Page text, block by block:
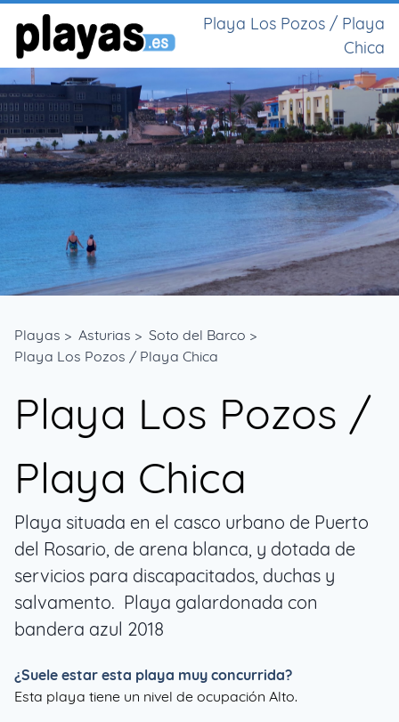
Playa Los Pozos / Playa
Chica
Playas > Asturias > Soto del Barco >
Playa Los Pozos / Playa Chica
Playa Los Pozos /
Playa Chica
Playa situada en el casco urbano de Puerto
del Rosario, de arena blanca, y dotada de
servicios para discapacitados, duchas y
salvamento. Playa galardonada con
bandera azul 2018
¿Suele estar esta playa muy concurrida?
Esta playa tiene un nivel de ocupación Alto.